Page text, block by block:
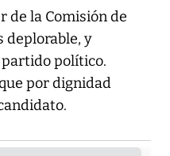
de la Comisión de
deplorable, y
político.
por dignidad